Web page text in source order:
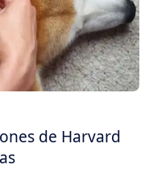
de Harvard